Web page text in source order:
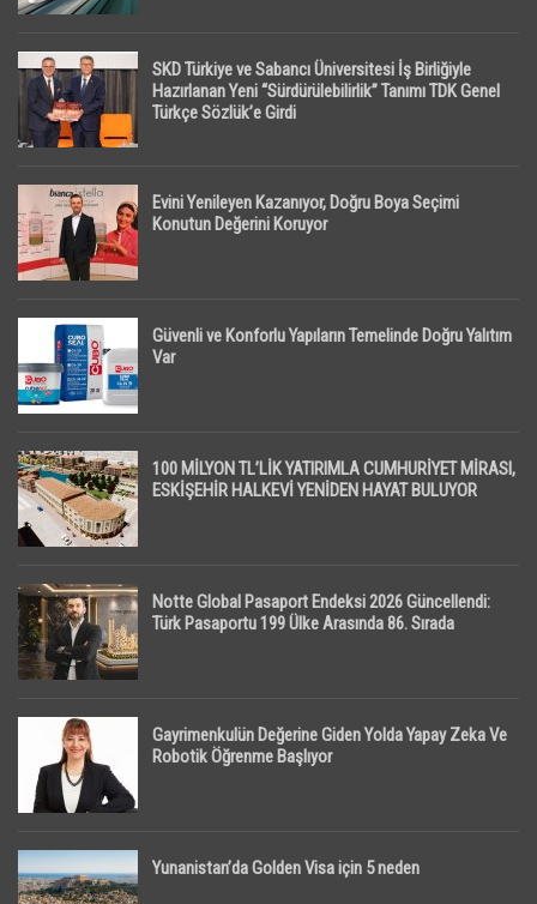
SKD Türkiye ve Sabancı Üniversitesi İş Birliğiyle
Hazırlanan Yeni “Sürdürülebilirlik” Tanımı TDK Genel
Türkçe Sözlük’e Girdi
Evini Yenileyen Kazanıyor, Doğru Boya Seçimi
Konutun Değerini Koruyor
Güvenli ve Konforlu Yapıların Temelinde Doğru Yalıtım
Var
100 MİLYON TL’LİK YATIRIMLA CUMHURİYET MİRASI,
ESKİŞEHİR HALKEVİ YENİDEN HAYAT BULUYOR
Notte Global Pasaport Endeksi 2026 Güncellendi:
Türk Pasaportu 199 Ülke Arasında 86. Sırada
Gayrimenkulün Değerine Giden Yolda Yapay Zeka Ve
Robotik Öğrenme Başlıyor
Yunanistan’da Golden Visa için 5 neden